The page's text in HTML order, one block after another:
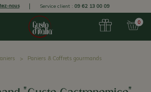
nous Service client : 09 62 13 00 09
0
Paniers & Coffrets gourmands